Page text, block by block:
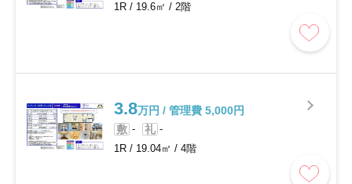
1R/ 19.6㎡/ 2階
3.8万円 / 管理費 5,000円
敷 - 礼 -
1R/ 19.04㎡/ 4階